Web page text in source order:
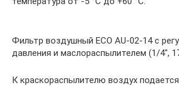
Фильтр воздушный ECO AU-02-14 с
давления и маслораспылителем (1/4″,
К краскораспылителю воздух